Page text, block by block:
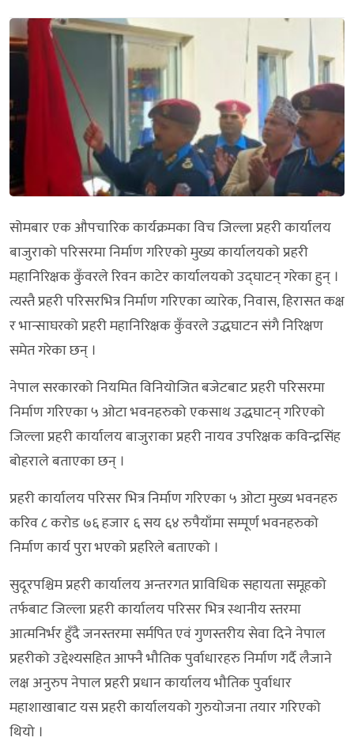
सोमबार एक औपचारिक कार्यक्रमका विच जिल्ला प्रहरी कार्यालय
बाजुराको परिसरमा निर्माण गरिएको मुख्य कार्यालयको प्रहरी
महानिरिक्षक कुँवरले रिवन काटेर कार्यालयको उद्घाटन् गरेका हुन् ।
त्यस्तै प्रहरी परिसरभित्र निर्माण गरिएका व्यारेक, निवास, हिरासत कक्ष
र भान्साघरको प्रहरी महानिरिक्षक कुँवरले उद्धघाटन संगै निरिक्षण
समेत गरेका छन् ।
नेपाल सरकारको नियमित विनियोजित बजेटबाट प्रहरी परिसरमा
निर्माण गरिएका ५ ओटा भवनहरुको एकसाथ उद्धघाटन् गरिएको
जिल्ला प्रहरी कार्यालय बाजुराका प्रहरी नायव उपरिक्षक कविन्द्रसिंह
बोहराले बताएका छन् ।
प्रहरी कार्यालय परिसर भित्र निर्माण गरिएका ५ ओटा मुख्य भवनहरु
करिव ८ करोड ७६ हजार ६ सय ६४ रुपैयाँमा सम्पूर्ण भवनहरुको
निर्माण कार्य पुरा भएको प्रहरिले बताएको ।
सुदूरपश्चिम प्रहरी कार्यालय अन्तरगत प्राविधिक सहायता समूहको
तर्फबाट जिल्ला प्रहरी कार्यालय परिसर भित्र स्थानीय स्तरमा
आत्मनिर्भर हुँदै जनस्तरमा सर्मपित एवं गुणस्तरीय सेवा दिने नेपाल
प्रहरीको उद्देश्यसहित आफ्नै भौतिक पुर्वाधारहरु निर्माण गर्दै लैजाने
लक्ष अनुरुप नेपाल प्रहरी प्रधान कार्यालय भौतिक पुर्वाधार
महाशाखाबाट यस प्रहरी कार्यालयको गुरुयोजना तयार गरिएको
थियो ।